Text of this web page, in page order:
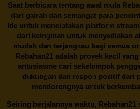
Saat berbicara tentang awal mula
dari gairah dan semangat para
Ide untuk menciptakan platform
dari keinginan untuk menyediakan
mudah dan terjangkau bagi semua
Rebahan21 adalah proyek kecil
antusiasme dari sekelompok
dukungan dan respon positif dari
mendorongnya untuk
Seiring berjalannya waktu, Rebahan21